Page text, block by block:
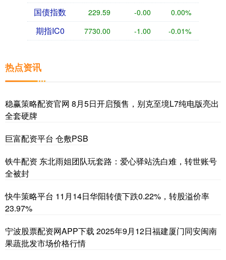
国债指数 229.59 -0.00 0.00%
期指IC0 7730.00 -1.00 -0.01%
热点资讯
稳赢策略配资官网 8月5日开启预售，别克至境L7纯电版亮出
全套硬牌
巨富配资平台 仓敷PSB
铁牛配资 东北雨姐团队玩套路：爱心驿站洗白难，转世账号
全被封
快牛策略平台 11月14日华阳转债下跌0.22%，转股溢价率
23.97%
宁波股票配资网APP下载 2025年9月12日福建厦门同安闽南
果蔬批发市场价格行情